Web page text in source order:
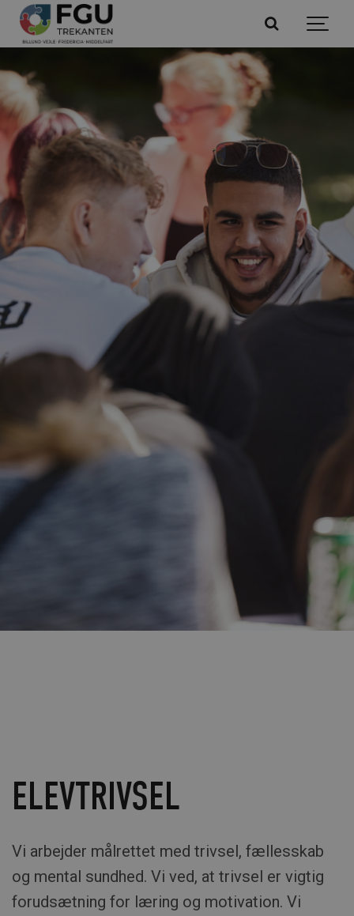
ELEVTRIVSEL
Vi arbejder målrettet med trivsel, fællesskab
og mental sundhed. Vi ved, at trivsel er vigtig
forudsætning for læring og motivation. Vi